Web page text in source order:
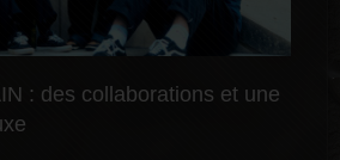
: des collaborations et une